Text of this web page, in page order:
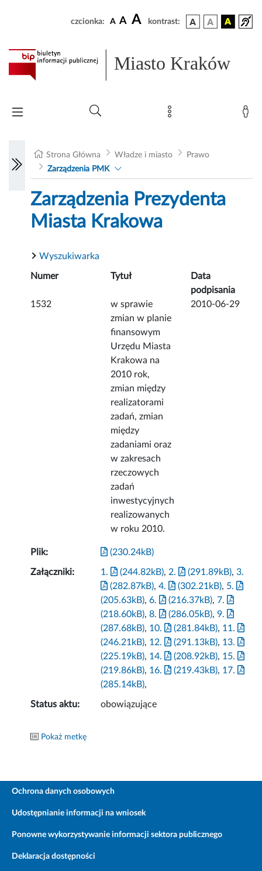
czcionka: A A A kontrast:
Miasto Kraków
Strona Główna Władze i miasto
Prawo
Zarządzenia PMK
Zarządzenia Prezydenta
Miasta Krakowa
Wyszukiwarka
Numer Tytuł
Data
podpisania
1532
w sprawie
zmian w planie
finansowym
Urzędu Miasta
Krakowa na
2010 rok,
zmian między
realizatorami
zadań, zmian
między
zadaniami oraz
w zakresach
rzeczowych
zadań
inwestycyjnych
realizowanych
w roku 2010.
2010-06-29
Plik: (230.24kB)
Załączniki: 1. (244.82kB), 2. (291.89kB),3.
(282.87kB),4. (302.21kB), 5.
(205.63kB),6. (216.37kB), 7.
(218.60kB),8. (286.05kB),9.
(287.68kB), 10. (281.84kB), 11.
(246.21kB), 12. (291.13kB), 13.
(225.19kB), 14. (208.92kB), 15.
(219.86kB), 16. (219.43kB), 17.
(285.14kB),
Status aktu: obowiązujące
Pokaż metkę
Ochrona danych osobowych
Udostępnianie informacji na wniosek
Ponowne wykorzystywanie informacji sektora publicznego
Deklaracja dostępności